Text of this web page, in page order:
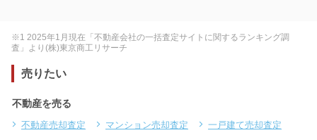
※1 2025年1月現在「不動産会社の一括査定サイトに関するランキング調
査」より(株)東京商工リサーチ
売りたい
不動産を売る
不動産売却査定 マンション売却査定
一戸建て売却査定